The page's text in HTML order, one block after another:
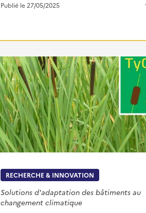
Publié le 27/05/2025
RECHERCHE & INNOVATION
Solutions d'adaptation des bâtiments au
changement climatique